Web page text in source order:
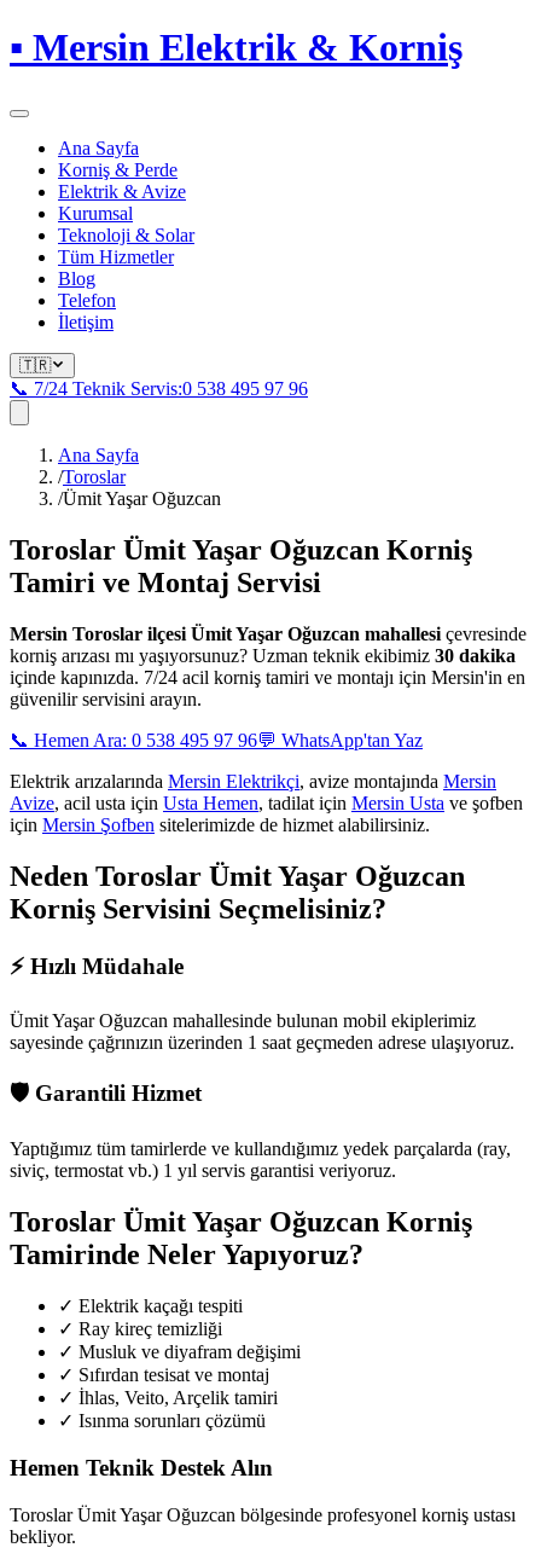
▪ Mersin Elektrik & Korniş
Ana Sayfa
Korniş & Perde
Elektrik & Avize
Kurumsal
Teknoloji & Solar
Tüm Hizmetler
Blog
Telefon
İletişim
🇹🇷
📞 7/24 Teknik Servis:0 538 495 97 96
Ana Sayfa
/Toroslar
/Ümit Yaşar Oğuzcan
Toroslar Ümit Yaşar Oğuzcan Korniş
Tamiri ve Montaj Servisi
Mersin Toroslar ilçesi Ümit Yaşar Oğuzcan mahallesi çevresinde
korniş arızası mı yaşıyorsunuz? Uzman teknik ekibimiz 30 dakika
içinde kapınızda. 7/24 acil korniş tamiri ve montajı için Mersin'in en
güvenilir servisini arayın.
📞 Hemen Ara: 0 538 495 97 96💬 WhatsApp'tan Yaz
Elektrik arızalarında Mersin Elektrikçi, avize montajında Mersin
Avize, acil usta için Usta Hemen, tadilat için Mersin Usta ve şofben
için Mersin Şofben sitelerimizde de hizmet alabilirsiniz.
Neden Toroslar Ümit Yaşar Oğuzcan
Korniş Servisini Seçmelisiniz?
⚡ Hızlı Müdahale
Ümit Yaşar Oğuzcan mahallesinde bulunan mobil ekiplerimiz
sayesinde çağrınızın üzerinden 1 saat geçmeden adrese ulaşıyoruz.
🛡️ Garantili Hizmet
Yaptığımız tüm tamirlerde ve kullandığımız yedek parçalarda (ray,
siviç, termostat vb.) 1 yıl servis garantisi veriyoruz.
Toroslar Ümit Yaşar Oğuzcan Korniş
Tamirinde Neler Yapıyoruz?
✓ Elektrik kaçağı tespiti
✓ Ray kireç temizliği
✓ Musluk ve diyafram değişimi
✓ Sıfırdan tesisat ve montaj
✓ İhlas, Veito, Arçelik tamiri
✓ Isınma sorunları çözümü
Hemen Teknik Destek Alın
Toroslar Ümit Yaşar Oğuzcan bölgesinde profesyonel korniş ustası
bekliyor.